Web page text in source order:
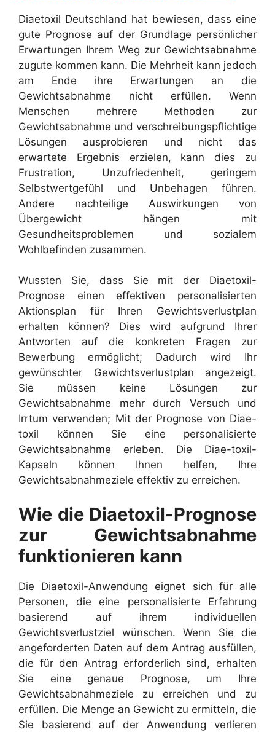
Diaetoxil Deutschland hat bewiesen, dass eine
gute Prognose auf der Grundlage persönlicher
Erwartungen Ihrem Weg zur Gewichtsabnahme
zugute kommen kann. Die Mehrheit kann jedoch
am Ende ihre Erwartungen an die
Gewichtsabnahme nicht erfüllen. Wenn
Menschen mehrere Methoden zur
Gewichtsabnahme und verschreibungspflichtige
Lösungen ausprobieren und nicht das
erwartete Ergebnis erzielen, kann dies zu
Frustration, Unzufriedenheit, geringem
Selbstwertgefühl und Unbehagen führen.
Andere nachteilige Auswirkungen von
Übergewicht hängen mit
Gesundheitsproblemen und sozialem
Wohlbefinden zusammen.
Wussten Sie, dass Sie mit der Diaetoxil-
Prognose einen effektiven personalisierten
Aktionsplan für Ihren Gewichtsverlustplan
erhalten können? Dies wird aufgrund Ihrer
Antworten auf die konkreten Fragen zur
Bewerbung ermöglicht; Dadurch wird Ihr
gewünschter Gewichtsverlustplan angezeigt.
Sie müssen keine Lösungen zur
Gewichtsabnahme mehr durch Versuch und
Irrtum verwenden; Mit der Prognose von Diae-
toxil können Sie eine personalisierte
Gewichtsabnahme erleben. Die Diae-toxil-
Kapseln können Ihnen helfen, Ihre
Gewichtsabnahmeziele effektiv zu erreichen.
Wie die Diaetoxil-Prognose
zur Gewichtsabnahme
funktionieren kann
Die Diaetoxil-Anwendung eignet sich für alle
Personen, die eine personalisierte Erfahrung
basierend auf ihrem individuellen
Gewichtsverlustziel wünschen. Wenn Sie die
angeforderten Daten auf dem Antrag ausfüllen,
die für den Antrag erforderlich sind, erhalten
Sie eine genaue Prognose, um Ihre
Gewichtsabnahmeziele zu erreichen und zu
erfüllen. Die Menge an Gewicht zu ermitteln, die
Sie basierend auf der Anwendung verlieren